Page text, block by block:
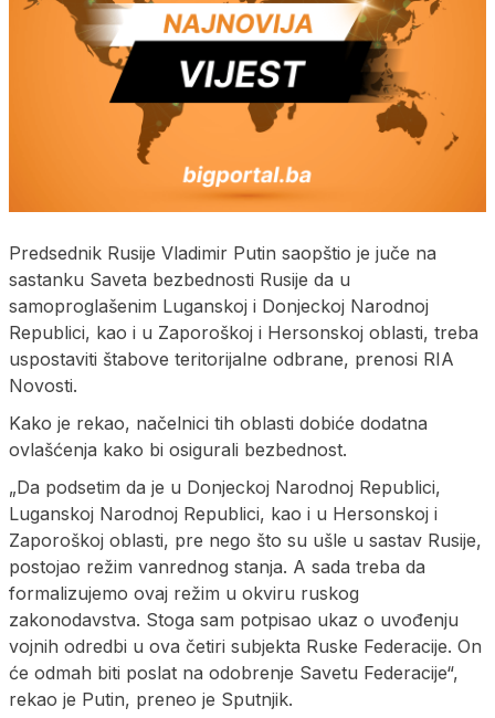
Predsednik Rusije Vladimir Putin saopštio je juče na
sastanku Saveta bezbednosti Rusije da u
samoproglašenim Luganskoj i Donjeckoj Narodnoj
Republici, kao i u Zaporoškoj i Hersonskoj oblasti, treba
uspostaviti štabove teritorijalne odbrane, prenosi RIA
Novosti.
Kako je rekao, načelnici tih oblasti dobiće dodatna
ovlašćenja kako bi osigurali bezbednost.
„Da podsetim da je u Donjeckoj Narodnoj Republici,
Luganskoj Narodnoj Republici, kao i u Hersonskoj i
Zaporoškoj oblasti, pre nego što su ušle u sastav Rusije,
postojao režim vanrednog stanja. A sada treba da
formalizujemo ovaj režim u okviru ruskog
zakonodavstva. Stoga sam potpisao ukaz o uvođenju
vojnih odredbi u ova četiri subjekta Ruske Federacije. On
će odmah biti poslat na odobrenje Savetu Federacije“,
rekao je Putin, preneo je Sputnjik.